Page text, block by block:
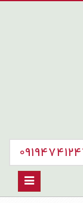
Toggle